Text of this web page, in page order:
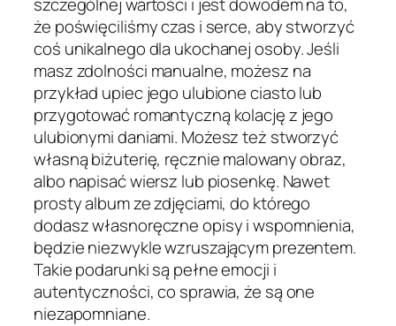
że poświęciliśmy czas i serce, aby stworzyć
coś unikalnego dla ukochanej osoby. Jeśli
masz zdolności manualne, możesz na
przykład upiec jego ulubione ciasto lub
przygotować romantyczną kolację z jego
ulubionymi daniami. Możesz też stworzyć
własną biżuterię, ręcznie malowany obraz,
albo napisać wiersz lub piosenkę. Nawet
prosty album ze zdjęciami, do którego
dodasz własnoręczne opisy i wspomnienia,
będzie niezwykle wzruszającym prezentem.
Takie podarunki są pełne emocji i
autentyczności, co sprawia, że są one
niezapomniane.